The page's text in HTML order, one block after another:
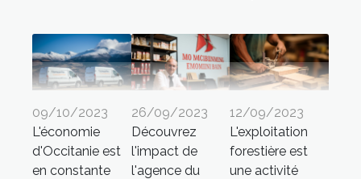
09/10/2023
L'économie
d'Occitanie est
en constante
26/09/2023
Découvrez
l'impact de
l'agence du
12/09/2023
L'exploitation
forestière est
une activité